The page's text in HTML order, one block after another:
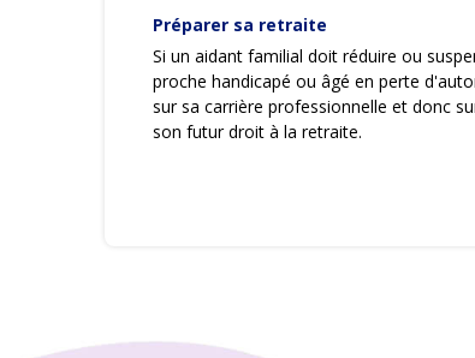
Préparer sa retraite
Si un aidant familial doit réduire ou
proche handicapé ou âgé en perte
sur sa carrière professionnelle et donc
son futur droit à la retraite.